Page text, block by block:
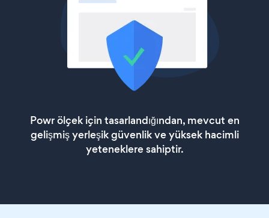
Powr ölçek için tasarlandığından, mevcut en
gelişmiş yerleşik güvenlik ve yüksek hacimli
yeteneklere sahiptir.